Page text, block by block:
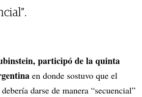
participó de la quinta
en donde sostuvo que el
darse de manera “secuencial”